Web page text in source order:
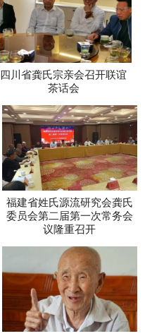
四川省龚氏宗亲会召开联谊
茶话会
福建省姓氏源流研究会龚氏
委员会第二届第一次常务会
议隆重召开